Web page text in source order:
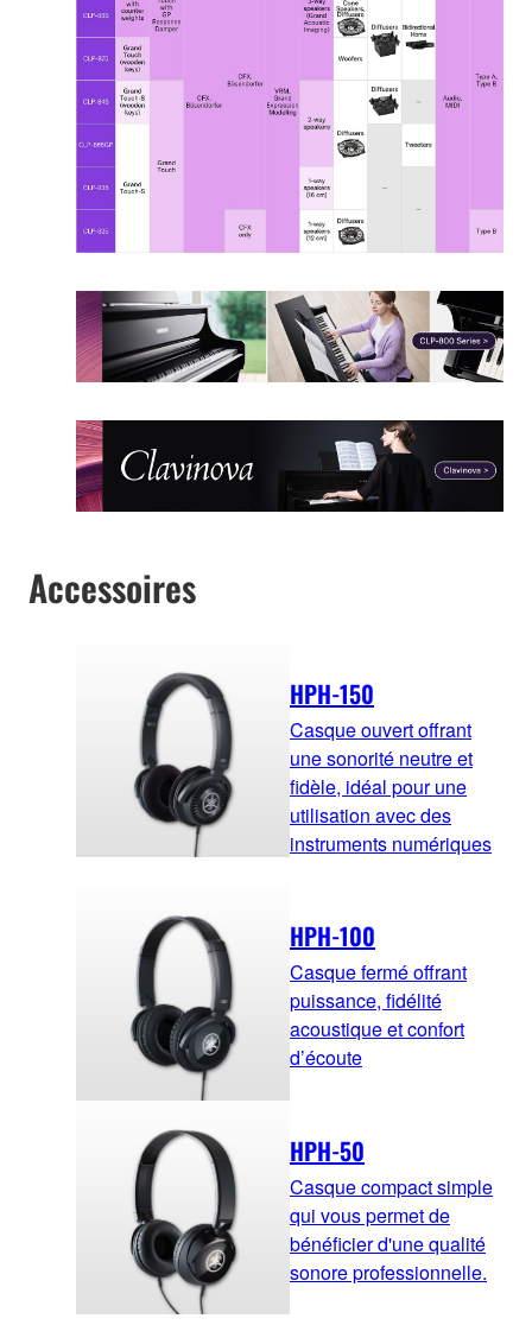
Accessoires
HPH-150
Casque ouvert offrant
une sonorité neutre et
fidèle, idéal pour une
utilisation avec des
instruments numériques
HPH-100
Casque fermé offrant
puissance, fidélité
acoustique et confort
d’écoute
HPH-50
Casque compact simple
qui vous permet de
bénéficier d'une qualité
sonore professionnelle.